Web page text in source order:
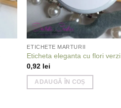
ETICHETE MARTURII
Eticheta eleganta cu flori verzi
0,92 lei
ADAUGĂ ÎN COȘ